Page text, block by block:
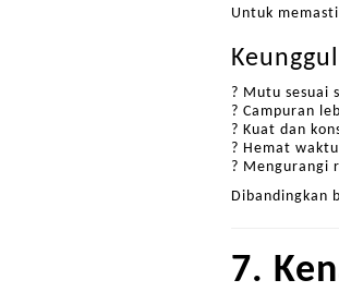
Untuk
? Mutu sesuai
? Campuran
? Kuat dan
? Hemat
? Mengurangi
Dibandingkan
7.